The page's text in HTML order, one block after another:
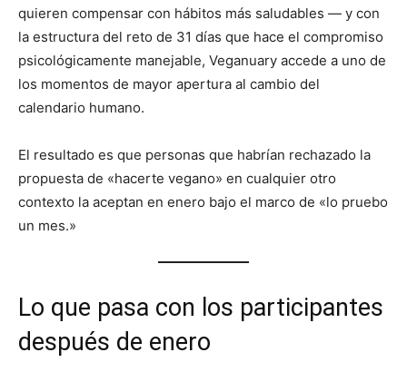
quieren compensar con hábitos más saludables — y con
la estructura del reto de 31 días que hace el compromiso
psicológicamente manejable, Veganuary accede a uno de
los momentos de mayor apertura al cambio del
calendario humano.
El resultado es que personas que habrían rechazado la
propuesta de «hacerte vegano» en cualquier otro
contexto la aceptan en enero bajo el marco de «lo pruebo
un mes.»
Lo que pasa con los participantes
después de enero